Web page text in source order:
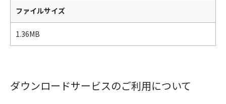
ファイルサイズ
1.36MB
ダウンロードサービスのご利用について